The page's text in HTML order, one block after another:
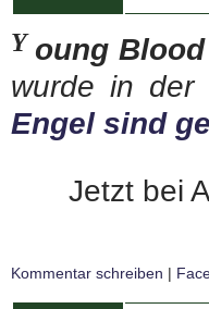
Y oung
wurde in
Engel sind
Jetzt bei
Kommentar schreiben |